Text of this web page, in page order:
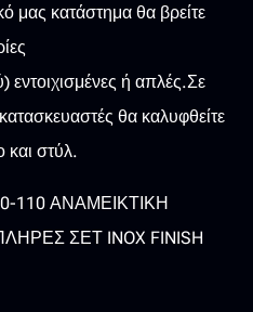
μας κατάστημα θα βρείτε
εντοιχισμένες ή απλές.Σε
θα καλυφθείτε
και στύλ.
110 ΑΝΑΜΕΙΚΤΙΚΗ
ΣΕΤ INOX FINISH